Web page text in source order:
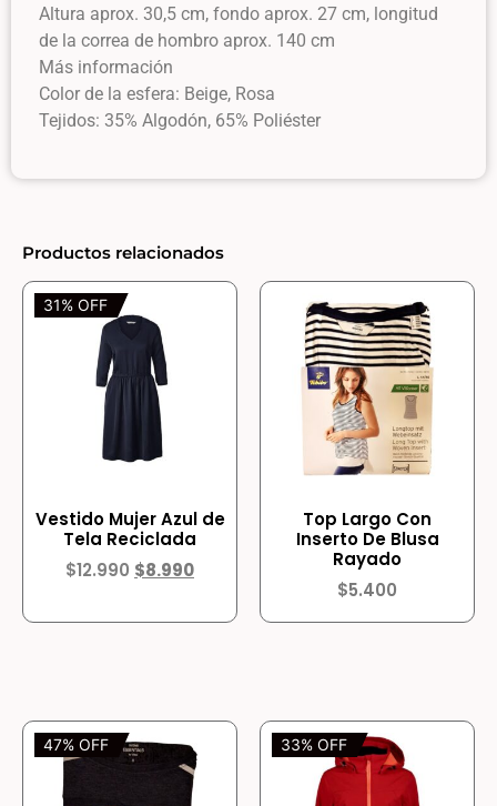
Altura aprox. 30,5 cm, fondo aprox. 27 cm, longitud
de la correa de hombro aprox. 140 cm
Más información
Color de la esfera: Beige, Rosa
Tejidos: 35% Algodón, 65% Poliéster
Productos relacionados
31% OFF
Vestido Mujer Azul de
Tela Reciclada
$12.990 $8.990
Top Largo Con
Inserto De Blusa
Rayado
$5.400
47% OFF 33% OFF